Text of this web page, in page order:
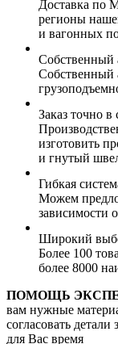
Доставка по
регионы
и вагонных
Собственный
Собственный
Заказ точно в
изготовить
и гнутый
Гибкая
Можем
зависимости
Широкий
Более 100
более 8000
ПОМОЩЬ
вам нужные
согласовать детали
для Вас время